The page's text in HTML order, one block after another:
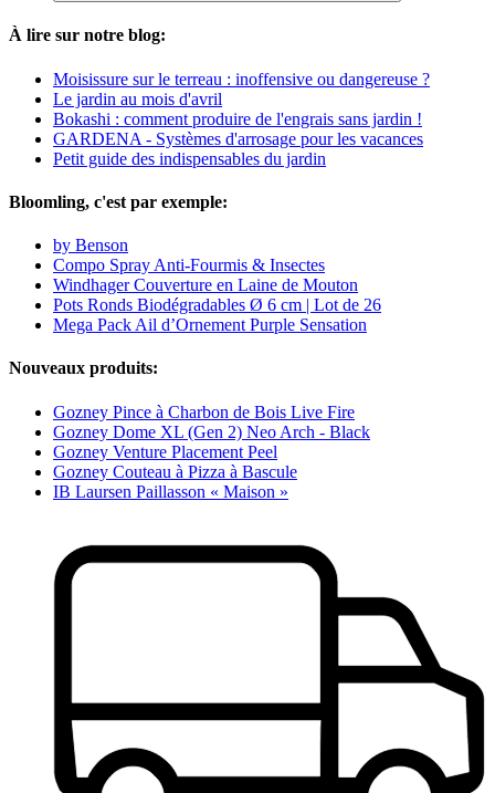
À lire sur notre blog:
Moisissure sur le terreau : inoffensive ou dangereuse ?
Le jardin au mois d'avril
Bokashi : comment produire de l'engrais sans jardin !
GARDENA - Systèmes d'arrosage pour les vacances
Petit guide des indispensables du jardin
Bloomling, c'est par exemple:
by Benson
Compo Spray Anti-Fourmis & Insectes
Windhager Couverture en Laine de Mouton
Pots Ronds Biodégradables Ø 6 cm | Lot de 26
Mega Pack Ail d’Ornement Purple Sensation
Nouveaux produits:
Gozney Pince à Charbon de Bois Live Fire
Gozney Dome XL (Gen 2) Neo Arch - Black
Gozney Venture Placement Peel
Gozney Couteau à Pizza à Bascule
IB Laursen Paillasson « Maison »